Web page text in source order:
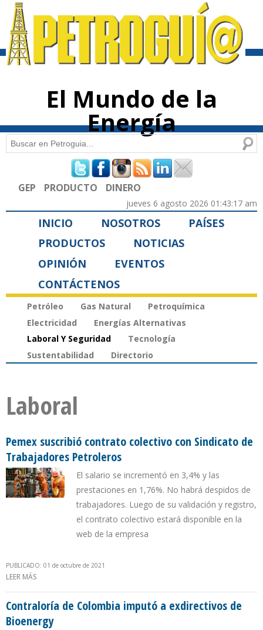
contenido
El Mundo de la
Energía
Formulario de búsqueda
Buscar
GEP PRODUCTO DINERO
jueves 6 agosto 2026 01:43:17 am
INICIO NOSOTROS
PAÍSES
PRODUCTOS
NOTICIAS
OPINIÓN
EVENTOS
CONTÁCTENOS
Petróleo Gas Natural
Petroquímica
Electricidad
Energías Alternativas
Laboral Y Seguridad
Tecnología
Sustentabilidad
Directorio
Laboral
Pemex suscribió contrato colectivo con Sindicato de
Trabajadores Petroleros
El salario se incrementó en 3,4% y las
prestaciones en 1,76%. No habrá despidos de
trabajadores. Luego de su validación y registro,
el contrato colectivo estará disponible en la
web de la empresa
PUBLICADO: 01 de octubre de 2021
LEER MÁS
Contraloría de Colombia imputó a exdirectivos de
Bioenergy